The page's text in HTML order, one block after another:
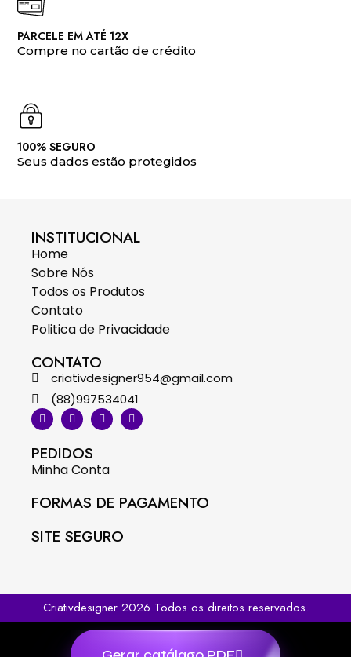
PARCELE EM ATÉ 12X
Compre no cartão de crédito
100% SEGURO
Seus dados estão protegidos
INSTITUCIONAL
Home
Sobre Nós
Todos os Produtos
Contato
Politica de Privacidade
CONTATO
criativdesigner954@gmail.com
(88)997534041
PEDIDOS
Minha Conta
FORMAS DE PAGAMENTO
SITE SEGURO
Criativdesigner 2026 Todos os direitos reservados.